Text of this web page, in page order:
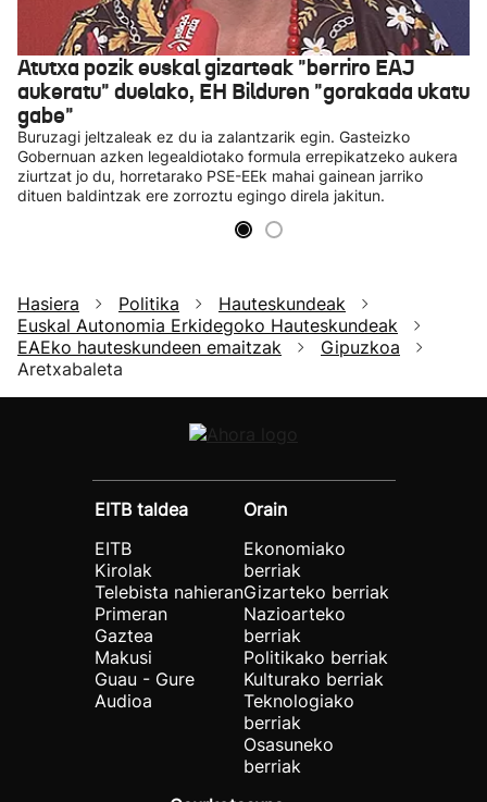
Atutxa pozik euskal gizarteak "berriro EAJ
aukeratu" duelako, EH Bilduren "gorakada ukatu
gabe"
Buruzagi jeltzaleak ez du ia zalantzarik egin. Gasteizko
Gobernuan azken legealdiotako formula errepikatzeko aukera
ziurtzat jo du, horretarako PSE-EEk mahai gainean jarriko
dituen baldintzak ere zorroztu egingo direla jakitun.
Hasiera Politika
Hauteskundeak
Euskal Autonomia Erkidegoko Hauteskundeak
EAEko hauteskundeen emaitzak
Gipuzkoa
Aretxabaleta
EITB taldea
EITB
Kirolak
Telebista nahieran
Primeran
Gaztea
Makusi
Guau - Gure
Audioa
Orain
Ekonomiako
berriak
Gizarteko berriak
Nazioarteko
berriak
Politikako berriak
Kulturako berriak
Teknologiako
berriak
Osasuneko
berriak